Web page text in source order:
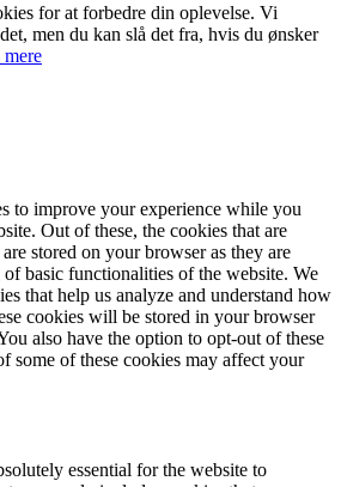
for at forbedre din oplevelse. Vi
men du kan slå det fra, hvis du ønsker
to improve your experience while you
Out of these, the cookies that are
stored on your browser as they are
basic functionalities of the website. We
that help us analyze and understand how
cookies will be stored in your browser
also have the option to opt-out of these
some of these cookies may affect your
essential for the website to